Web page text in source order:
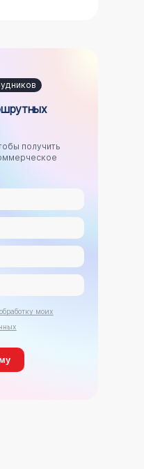
получить
моих